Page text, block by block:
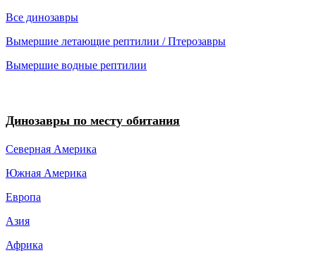
Все динозавры
Вымершие летающие рептилии / Птерозавры
Вымершие водные рептилии
Динозавры по месту обитания
Северная Америка
Южная Америка
Европа
Азия
Африка